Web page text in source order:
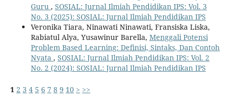
Guru , SOSIAL: Jurnal Ilmiah Pendidikan IPS: Vol. 3
No. 3 (2025): SOSIAL: Jurnal Ilmiah Pendidikan IPS
Veronika Tiara, Ninawati Ninawati, Fransiska Liska,
Rabiatul Alya, Yusawinur Barella, Menggali Potensi
Problem Based Learning: Definisi, Sintaks, Dan Contoh
Nyata , SOSIAL: Jurnal Ilmiah Pendidikan IPS: Vol. 2
No. 2 (2024): SOSIAL: Jurnal Ilmiah Pendidikan IPS
1 2 3 4 5 6 7 8 9 10 > >>